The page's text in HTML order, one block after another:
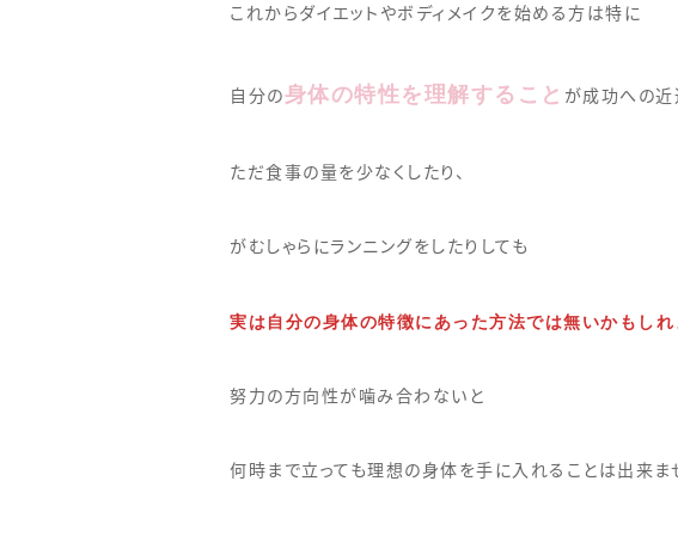
これからダイエットやボディメイクを始める方は特に
自分の身体の特性を理解すること が成功への近
ただ食事の量を少なくしたり、
がむしゃらにランニングをしたりしても
実は自分の身体の特徴にあった方法では無いかもしれ
努力の方向性が噛み合わないと
何時まで立っても理想の身体を手に入れることは出来ま